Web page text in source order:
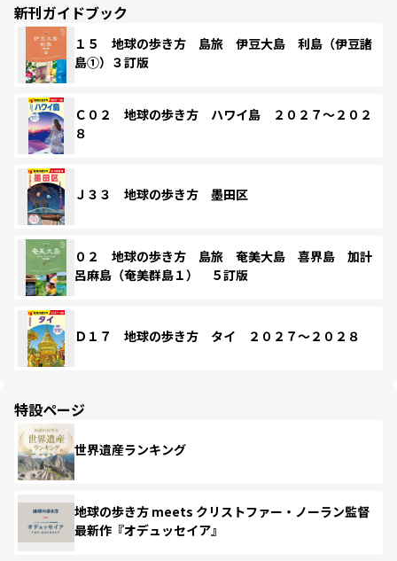
新刊ガイドブック
１５ 地球の歩き方 島旅 伊豆大島 利島（伊豆諸
島①）３訂版
Ｃ０２ 地球の歩き方 ハワイ島 ２０２７～２０２
８
Ｊ３３ 地球の歩き方 墨田区
０２ 地球の歩き方 島旅 奄美大島 喜界島 加計
呂麻島（奄美群島１） ５訂版
Ｄ１７ 地球の歩き方 タイ ２０２７～２０２８
特設ページ
世界遺産ランキング
地球の歩き方 meets クリストファー・ノーラン監督
最新作『オデュッセイア』